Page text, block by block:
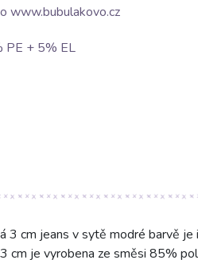
www.bubulakovo.cz
+ 5% EL
3 cm jeans v sytě modré barvě
cm je vyrobena ze směsi 85%